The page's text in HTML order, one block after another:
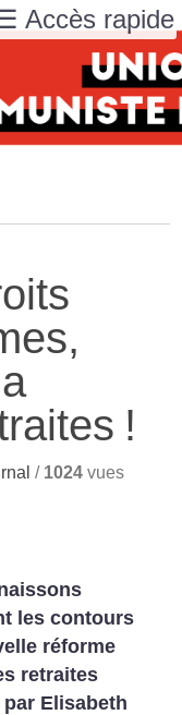
!
/ 1024 vues
les contours
réforme
retraites
Elisabeth
Accès rapide